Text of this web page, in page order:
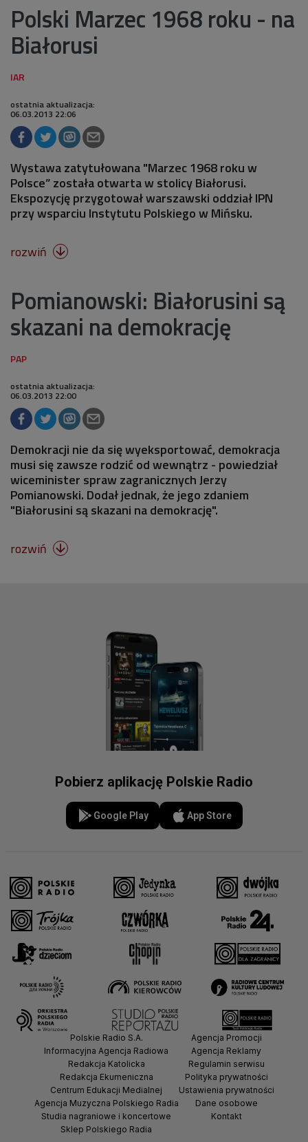
Polski Marzec 1968 roku - na
Białorusi
ostatnia aktualizacja:
06.03.2013 22:06
Wystawa zatytułowana "Marzec 1968 roku w
Polsce” została otwarta w stolicy Białorusi.
Ekspozycję przygotował warszawski oddział IPN
przy wsparciu Instytutu Polskiego w Mińsku.
rozwiń 
Pomianowski: Białorusini są
skazani na demokrację
ostatnia aktualizacja:
06.03.2013 22:00
Demokracji nie da się wyeksportować, demokracja
musi się zawsze rodzić od wewnątrz - powiedział
wiceminister spraw zagranicznych Jerzy
Pomianowski. Dodał jednak, że jego zdaniem
"Białorusini są skazani na demokrację".
rozwiń 
Pobierz aplikację Polskie Radio
Google Play App Store
Polskie Radio S.A.
Informacyjna Agencja Radiowa
Redakcja Katolicka
Redakcja Ekumeniczna
Centrum Edukacji Medialnej
Agencja Muzyczna Polskiego Radia
Studia nagraniowe i koncertowe
Sklep Polskiego Radia
Agencja Promocji
Agencja Reklamy
Regulamin serwisu
Polityka prywatności
Ustawienia prywatności
Dane osobowe
Kontakt